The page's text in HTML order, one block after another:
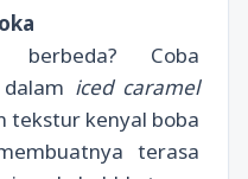
berbeda? Coba
iced caramel
tekstur kenyal boba
terasa